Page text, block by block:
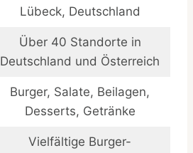
Lübeck, Deutschland
Über 40 Standorte in
Deutschland und Österreich
Burger, Salate, Beilagen,
Desserts, Getränke
Vielfältige Burger-